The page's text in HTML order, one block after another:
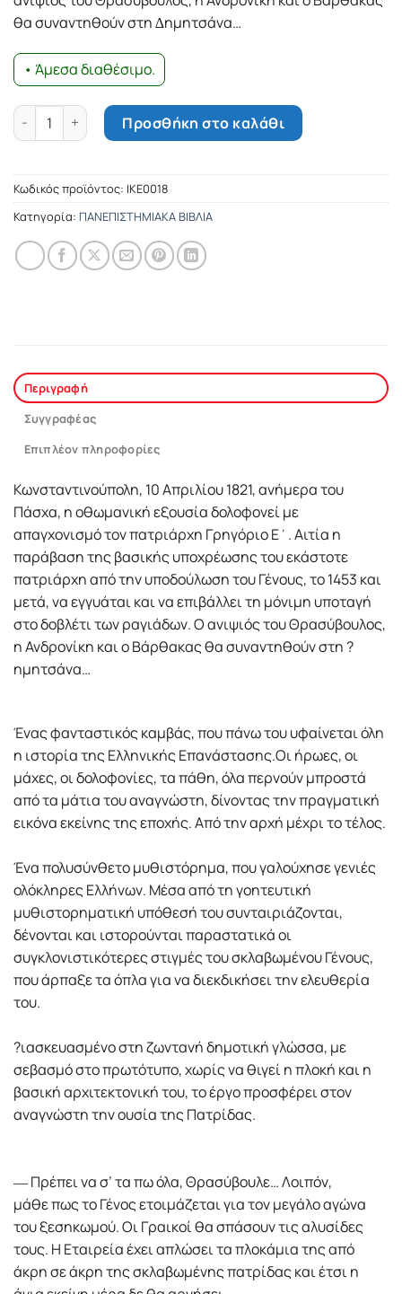
θα συναντηθούν στη ∆ηµητσάνα…
• Άμεσα διαθέσιμο.
Η ηρωίδα της Ελληνικής Επανάστασης ποσότητα
Προσθήκη στο καλάθι
Κωδικός προϊόντος: IKE0018
Κατηγορία: ΠΑΝΕΠΙΣΤΗΜΙΑΚΑ ΒΙΒΛΙΑ
Περιγραφή
Συγγραφέας
Επιπλέον πληροφορίες
Κωνσταντινούπολη, 10 Απριλίου 1821, ανήµερα του
Πάσχα, η οθωµανική εξουσία δολοφονεί µε
απαγχονισµό τον πατριάρχη Γρηγόριο Ε΄. Αιτία η
παράβαση της βασικής υποχρέωσης του εκάστοτε
πατριάρχη από την υποδούλωση του Γένους, το 1453 και
µετά, να εγγυάται και να επιβάλλει τη µόνιµη υποταγή
στο δοβλέτι των ραγιάδων. Ο ανιψιός του Θρασύβουλος,
η Ανδρονίκη και ο Βάρθακας θα συναντηθούν στη ?
ηµητσάνα…
Ένας φανταστικός καµβάς, που πάνω του υφαίνεται όλη
η ιστορία της Ελληνικής Επανάστασης.Οι ήρωες, οι
µάχες, οι δολοφονίες, τα πάθη, όλα περνούν µπροστά
από τα µάτια του αναγνώστη, δίνοντας την πραγµατική
εικόνα εκείνης της εποχής. Από την αρχή µέχρι το τέλος.
Ένα πολυσύνθετο µυθιστόρηµα, που γαλούχησε γενιές
ολόκληρες Ελλήνων. Μέσα από τη γοητευτική
µυθιστορηµατική υπόθεσή του συνταιριάζονται,
δένονται και ιστορούνται παραστατικά οι
συγκλονιστικότερες στιγµές του σκλαβωµένου Γένους,
που άρπαξε τα όπλα για να διεκδικήσει την ελευθερία
του.
?ιασκευασµένο στη ζωντανή δηµοτική γλώσσα, µε
σεβασµό στο πρωτότυπο, χωρίς να θιγεί η πλοκή και η
βασική αρχιτεκτονική του, το έργο προσφέρει στον
αναγνώστη την ουσία της Πατρίδας.
― Πρέπει να σ’ τα πω όλα, Θρασύβουλε… Λοιπόν,
µάθε πως το Γένος ετοιµάζεται για τον µεγάλο αγώνα
του ξεσηκωµού. Οι Γραικοί θα σπάσουν τις αλυσίδες
τους. Η Εταιρεία έχει απλώσει τα πλοκάµια της από
άκρη σε άκρη της σκλαβωµένης πατρίδας και έτσι η